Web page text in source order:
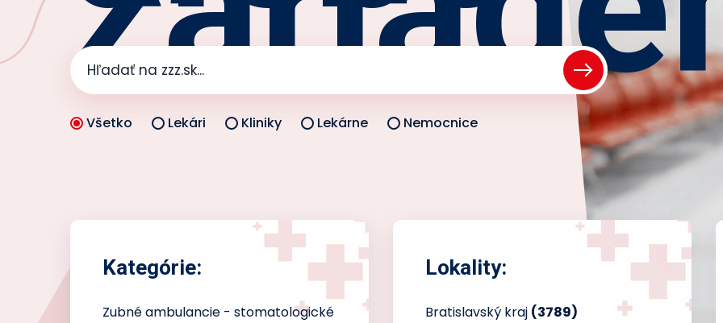
Všetko Lekári Kliniky Lekárne Nemocnice
Kategórie:
Zubné ambulancie - stomatologické
Lokality:
Bratislavský kraj (3789)